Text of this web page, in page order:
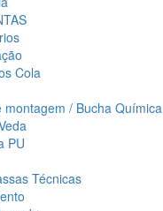
Cola
montagem / Bucha Química
PU
Técnicas